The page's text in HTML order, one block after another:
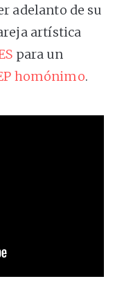
adelanto de su
artística
para un
homónimo.